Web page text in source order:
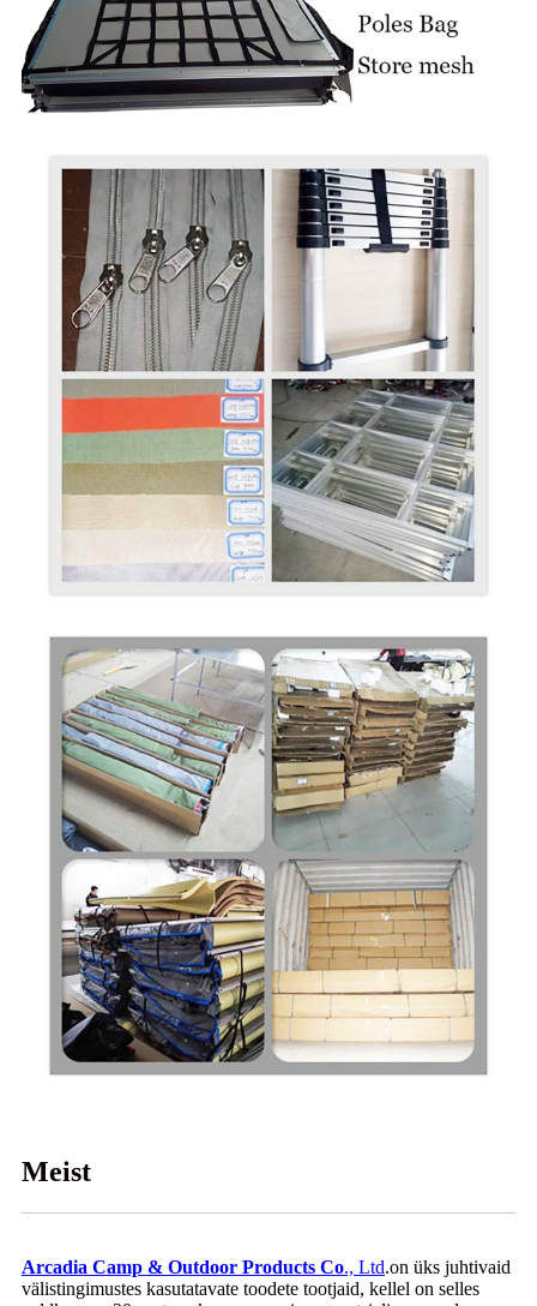
Meist
Arcadia Camp & Outdoor Products Co., Ltd.on üks juhtivaid
välistingimustes kasutatavate toodete tootjaid, kellel on selles